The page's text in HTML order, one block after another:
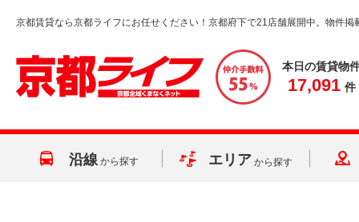
京都賃貸なら京都ライフにお任せください！京都府下で21店舗展開中。物件掲
本日の賃貸物
17,091 件
沿線 から探す エリア から探す